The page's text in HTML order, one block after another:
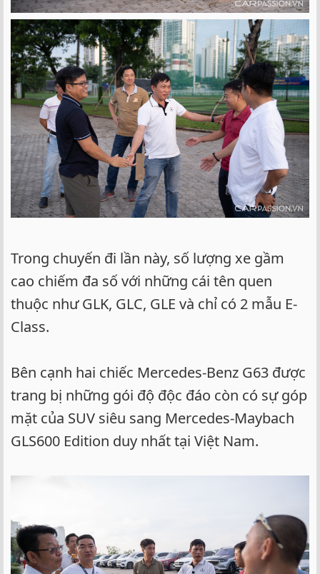
Trong chuyến đi lần này, số lượng xe gầm
cao chiếm đa số với những cái tên quen
thuộc như GLK, GLC, GLE và chỉ có 2 mẫu E-
Class.
Bên cạnh hai chiếc Mercedes-Benz G63 được
trang bị những gói độ độc đáo còn có sự góp
mặt của SUV siêu sang Mercedes-Maybach
GLS600 Edition duy nhất tại Việt Nam.